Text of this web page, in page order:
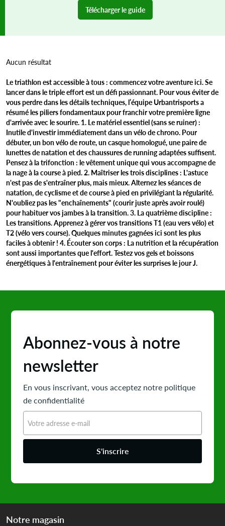
Télécharger le guide
Aucun résultat
Le triathlon est accessible à tous : commencez votre aventure ici. Se
lancer dans le triple effort est un défi passionnant. Pour vous éviter de
vous perdre dans les détails techniques, l’équipe Urbantrisports a
résumé les piliers fondamentaux pour franchir votre première ligne
d'arrivée avec le sourire. 1. Le matériel essentiel (sans se ruiner) :
Inutile d'investir immédiatement dans un vélo de chrono. Pour
débuter, un bon vélo de route, un casque homologué, une paire de
lunettes de natation et des chaussures de running adaptées suffisent.
Pensez à la trifonction : le vêtement unique qui vous accompagne de
la nage à la course à pied. 2. Maîtriser les trois disciplines : L'astuce
n'est pas de s'entraîner plus, mais mieux. Alternez les séances de
natation, de cyclisme et de course à pied en privilégiant la régularité.
N'oubliez pas les "enchaînements" (courir juste après avoir roulé)
pour habituer vos jambes à la transition. 3. La quatrième discipline :
Les transitions. Apprenez à gérer vos transitions T1 (eau vers vélo) et
T2 (vélo vers course). Quelques minutes gagnées ici sont les plus
faciles à obtenir ! 4. Écouter son corps : La nutrition et la récupération
sont aussi importantes que l'effort. Testez vos gels et boissons
énergétiques à l'entraînement pour éviter les surprises le jour J.
Abonnez-vous à notre
newsletter
En vous inscrivant, vous acceptez notre politique
de confidentialité
S'inscrire
Notre magasin